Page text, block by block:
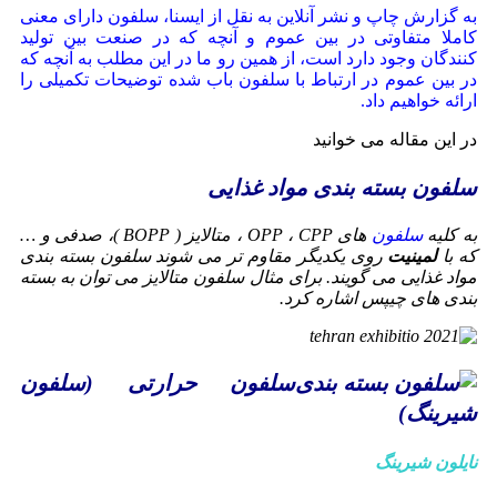
به گزارش چاپ و نشر آنلاین به نقل از ایسنا، سلفون دارای معنی
کاملا متفاوتی در بین عموم و آنچه که در صنعت بین تولید
کنندگان وجود دارد است، از همین رو ما در این مطلب به آنچه که
در بین عموم در ارتباط با سلفون باب شده توضیحات تکمیلی را
ارائه خواهیم داد.
در این مقاله می خوانید
سلفون بسته بندی مواد غذایی
به کلیهسلفون
های OPP ، CPP ، متالایز ( BOPP )، صدفی و …
که بالمینیت روی یکدیگر مقاوم تر می شوند سلفون بسته بندی
مواد غذایی می گویند. برای مثال سلفون متالایز می توان به بسته
بندی های چیپس اشاره کرد.
سلفون حرارتی (سلفون
شیرینگ)
نایلون شیرینگ